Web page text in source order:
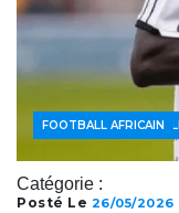
Catégorie :
ACTUALITÉS
FOOTBALL AFRICAIN
Posté Le 26/05/2026